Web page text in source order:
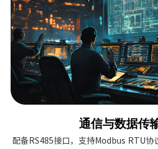
通信与数据传
配备RS485接口，支持Modbus RTU协